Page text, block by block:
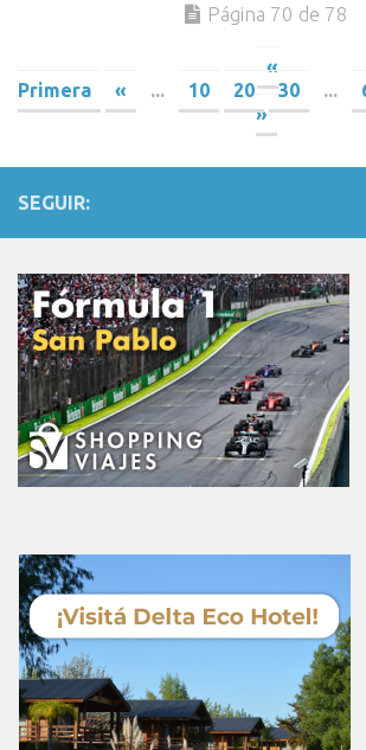
Página 70 de 78
«
Primera
« ... 10 20 30 ...
»
SEGUIR: